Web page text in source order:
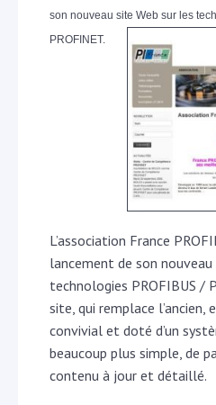
son nouveau site Web sur les
PROFINET.
L’association France
lancement de son
technologies PROFIBUS /
site, qui remplace l’ancien,
convivial et doté d’un
beaucoup plus simple, de
contenu à jour et détaillé.